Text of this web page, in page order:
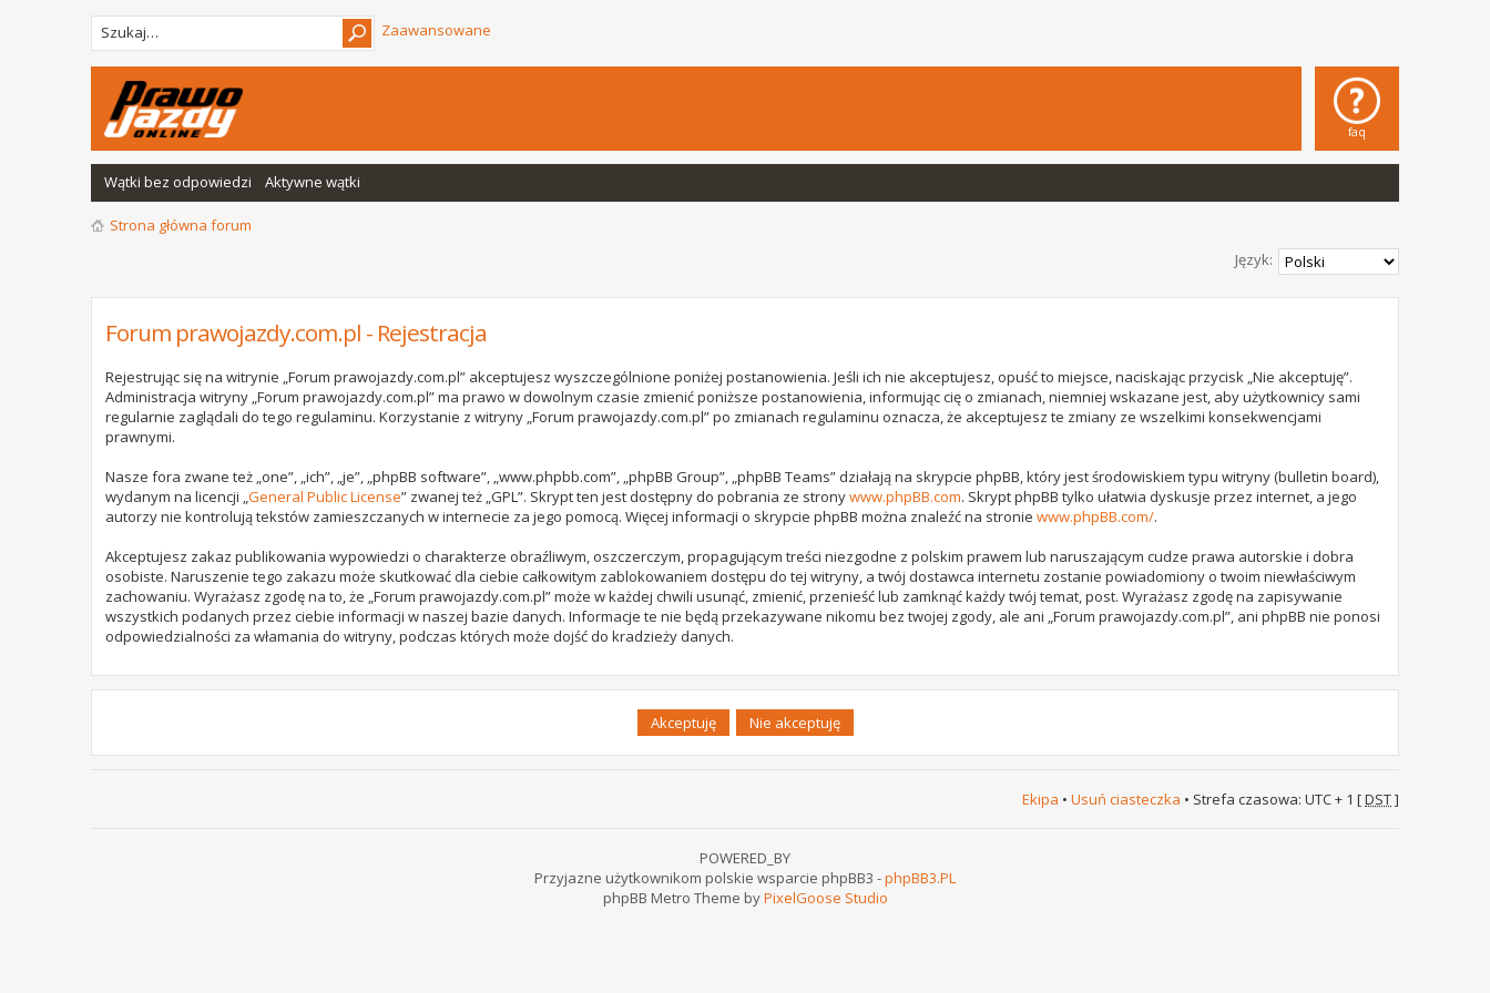
Zaawansowane
faq
Wątki bez odpowiedzi Aktywne wątki
Strona główna forum
Język:
Forum prawojazdy.com.pl - Rejestracja
Rejestrując się na witrynie „Forum prawojazdy.com.pl” akceptujesz wyszczególnione poniżej postanowienia. Jeśli ich nie akceptujesz, opuść to miejsce, naciskając przycisk „Nie akceptuję”.
Administracja witryny „Forum prawojazdy.com.pl” ma prawo w dowolnym czasie zmienić poniższe postanowienia, informując cię o zmianach, niemniej wskazane jest, aby użytkownicy sami
regularnie zaglądali do tego regulaminu. Korzystanie z witryny „Forum prawojazdy.com.pl” po zmianach regulaminu oznacza, że akceptujesz te zmiany ze wszelkimi konsekwencjami
prawnymi.
Nasze fora zwane też „one”, „ich”, „je”, „phpBB software”, „www.phpbb.com”, „phpBB Group”, „phpBB Teams” działają na skrypcie phpBB, który jest środowiskiem typu witryny (bulletin board),
wydanym na licencji „General Public License” zwanej też „GPL”. Skrypt ten jest dostępny do pobrania ze stronywww.phpBB.com. Skrypt phpBB tylko ułatwia dyskusje przez internet, a jego
autorzy nie kontrolują tekstów zamieszczanych w internecie za jego pomocą. Więcej informacji o skrypcie phpBB można znaleźć na stronie www.phpBB.com/.
Akceptujesz zakaz publikowania wypowiedzi o charakterze obraźliwym, oszczerczym, propagującym treści niezgodne z polskim prawem lub naruszającym cudze prawa autorskie i dobra
osobiste. Naruszenie tego zakazu może skutkować dla ciebie całkowitym zablokowaniem dostępu do tej witryny, a twój dostawca internetu zostanie powiadomiony o twoim niewłaściwym
zachowaniu. Wyrażasz zgodę na to, że „Forum prawojazdy.com.pl” może w każdej chwili usunąć, zmienić, przenieść lub zamknąć każdy twój temat, post. Wyrażasz zgodę na zapisywanie
wszystkich podanych przez ciebie informacji w naszej bazie danych. Informacje te nie będą przekazywane nikomu bez twojej zgody, ale ani „Forum prawojazdy.com.pl”, ani phpBB nie ponosi
odpowiedzialności za włamania do witryny, podczas których może dojść do kradzieży danych.
Ekipa • Usuń ciasteczka • Strefa czasowa: UTC + 1 [DST]
POWERED_BY
Przyjazne użytkownikom polskie wsparcie phpBB3 -phpBB3.PL
phpBB Metro Theme byPixelGoose Studio